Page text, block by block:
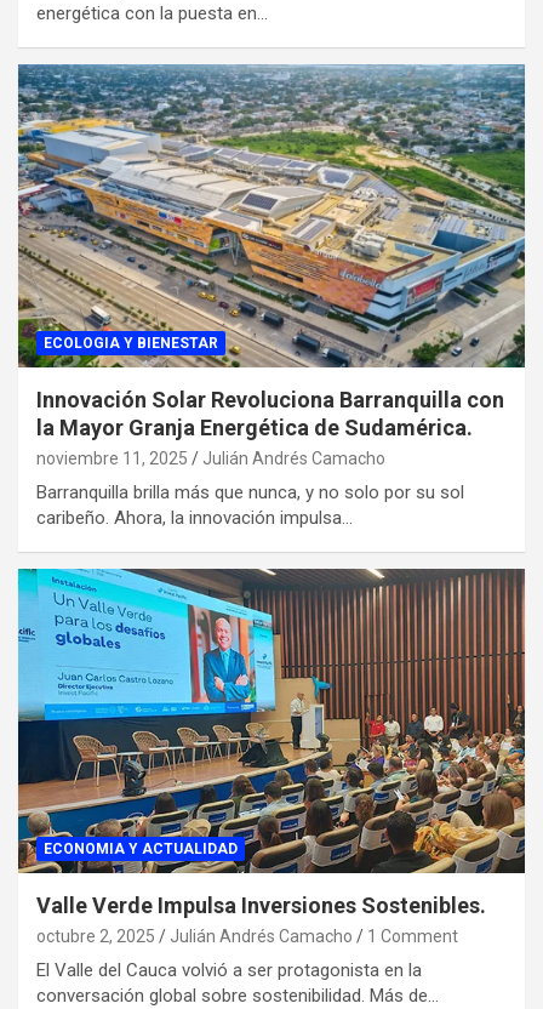
energética con la puesta en…
ECOLOGIA Y BIENESTAR
Innovación Solar Revoluciona Barranquilla con
la Mayor Granja Energética de Sudamérica.
noviembre 11, 2025 Julián Andrés Camacho
Barranquilla brilla más que nunca, y no solo por su sol
caribeño. Ahora, la innovación impulsa…
ECONOMIA Y ACTUALIDAD
Valle Verde Impulsa Inversiones Sostenibles.
octubre 2, 2025 Julián Andrés Camacho 1 Comment
El Valle del Cauca volvió a ser protagonista en la
conversación global sobre sostenibilidad. Más de…